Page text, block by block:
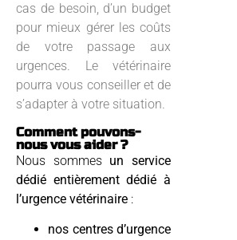
cas de besoin, d’un budget
pour mieux gérer les coûts
de votre passage aux
urgences. Le vétérinaire
pourra vous conseiller et de
s’adapter à votre situation.
Comment pouvons-
nous vous aider ?
Nous sommes un service
dédié entièrement dédié à
l’urgence vétérinaire :
nos centres d’urgence